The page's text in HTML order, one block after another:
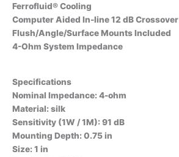
Ferrofluid® Cooling
Computer Aided In-line 12 dB Crossover
Flush/Angle/Surface Mounts Included
4-Ohm System Impedance
Specifications
Nominal Impedance: 4-ohm
Material: silk
Sensitivity (1W / 1M): 91 dB
Mounting Depth: 0.75 in
Size: 1 in